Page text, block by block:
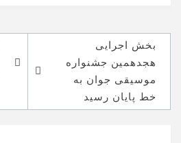
راهبری
نوشته
بخش اجرایی
هجدهمین جشنواره
موسیقی جوان به
خط پایان رسید